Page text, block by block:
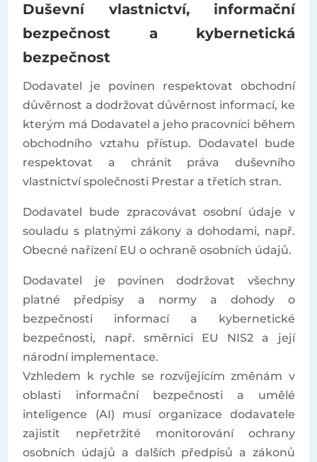
Duševní vlastnictví, informační
bezpečnost a kybernetická
bezpečnost
Dodavatel je povinen respektovat obchodní
důvěrnost a dodržovat důvěrnost informací, ke
kterým má Dodavatel a jeho pracovníci během
obchodního vztahu přístup. Dodavatel bude
respektovat a chránit práva duševního
vlastnictví společnosti Prestar a třetích stran.
Dodavatel bude zpracovávat osobní údaje v
souladu s platnými zákony a dohodami, např.
Obecné nařízení EU o ochraně osobních údajů.
Dodavatel je povinen dodržovat všechny
platné předpisy a normy a dohody o
bezpečnosti informací a kybernetické
bezpečnosti, např. směrnici EU NIS2 a její
národní implementace.
Vzhledem k rychle se rozvíjejícím změnám v
oblasti informační bezpečnosti a umělé
inteligence (AI) musí organizace dodavatele
zajistit nepřetržité monitorování ochrany
osobních údajů a dalších předpisů a zákonů